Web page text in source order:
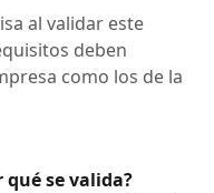
al validar este
deben
como los de la
qué se valida?